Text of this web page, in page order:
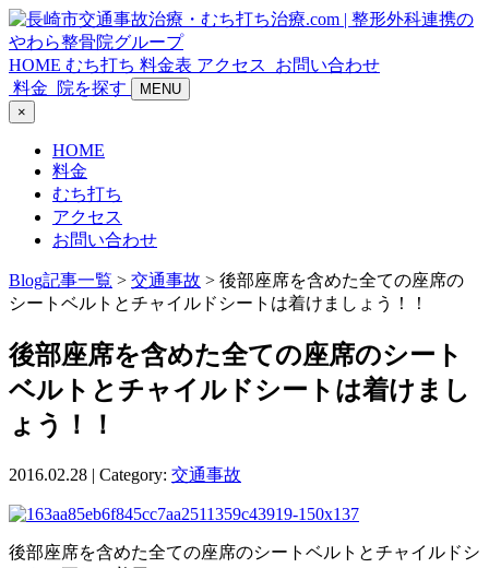
HOME むち打ち 料金表 アクセス
お問い合わせ
料金
院を探す
MENU
×
HOME
料金
むち打ち
アクセス
お問い合わせ
Blog記事一覧 > 交通事故 > 後部座席を含めた全ての座席の
シートベルトとチャイルドシートは着けましょう！！
後部座席を含めた全ての座席のシート
ベルトとチャイルドシートは着けまし
ょう！！
2016.02.28 | Category: 交通事故
後部座席を含めた全ての座席のシートベルトとチャイルドシ